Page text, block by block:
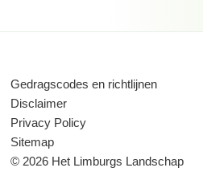
Gedragscodes en richtlijnen
Disclaimer
Privacy Policy
Sitemap
© 2026 Het Limburgs Landschap